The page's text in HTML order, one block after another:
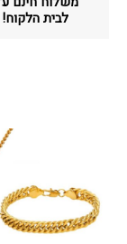
לבית הלקוח!